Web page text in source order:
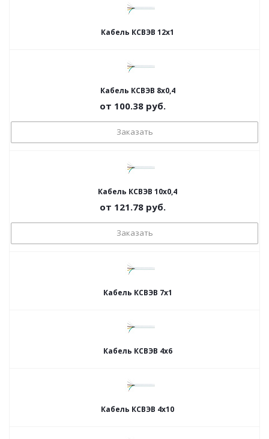
Кабель КСВЭВ 12х1
Кабель КСВЭВ 8х0,4
от 100.38руб.
Заказать
Кабель КСВЭВ 10х0,4
от 121.78руб.
Заказать
Кабель КСВЭВ 7х1
Кабель КСВЭВ 4х6
Кабель КСВЭВ 4х10